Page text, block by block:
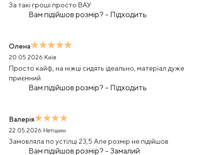
За такі гроші просто ВАУ
Вам підійшов розмір? - Підходить
Олена
20.05.2026 Київ
Просто кайф, на ніжці сидять ідеально, матеріал дуже
приємний
Вам підійшов розмір? - Підходить
Валерія
22.05.2026 Нетішин
Замовляла по устілці 23,5 Але розмір не підійшов
Вам підійшов розмір? - Замалий